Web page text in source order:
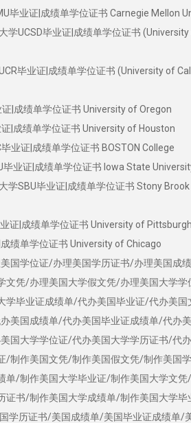
毕业证|成绩单学位证书 Carnegie Mellon
学UCSD毕业证|成绩单学位证书
毕业证|成绩单学位证书 (University of
|成绩单学位证书 University of Oregon
|成绩单学位证书 University of Houston
业证|成绩单学位证书 BOSTON College
业证|成绩单学位证书 Iowa State
学SBU毕业证|成绩单学位证书 Stony Brook
证|成绩单学位证书 University of Pittsburgh
绩单学位证书 University of Chicago
国学位证/办理美国学历证书/办理美国成
文凭/办理美国大学假文凭/办理美国大学学
学毕业证成绩单/代办美国毕业证/代办美国
美国成绩单/代办美国毕业证成绩单/代办
国大学学位证/代办美国大学学历证书/代
/制作美国文凭/制作美国假文凭/制作美国
/制作美国大学毕业证/制作美国大学文凭
书/制作美国大学成绩单/制作美国大学毕
学历证书/美国成绩单/美国毕业证成绩单/